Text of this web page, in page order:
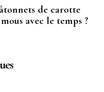
de carotte
avec le temps ?